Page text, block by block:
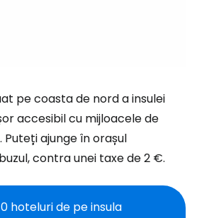
pe coasta de nord a insulei
accesibil cu mijloacele de
ajunge în orașul
contra unei taxe de 2 €.
hoteluri de pe insula